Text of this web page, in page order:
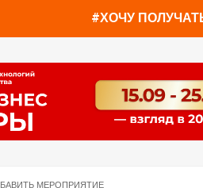
#ХОЧУ
МЕРОПРИЯТИЕ